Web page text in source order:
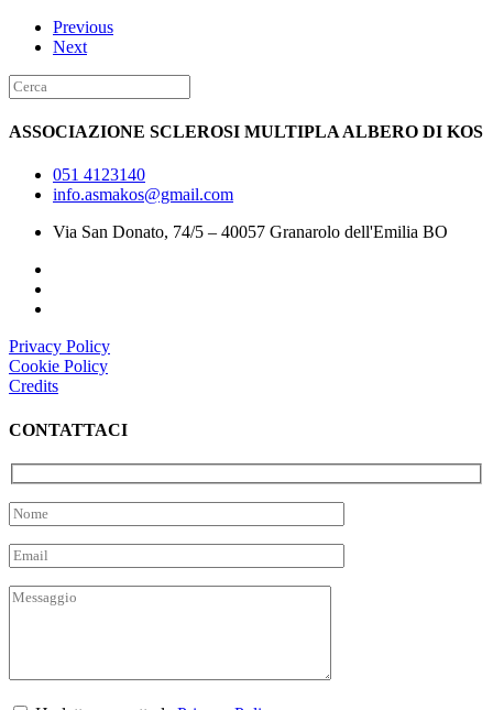
Previous
Next
ASSOCIAZIONE SCLEROSI MULTIPLA ALBERO DI KOS
051 4123140
info.asmakos@gmail.com
Via San Donato, 74/5 – 40057 Granarolo dell'Emilia BO
Privacy Policy
Cookie Policy
Credits
CONTATTACI